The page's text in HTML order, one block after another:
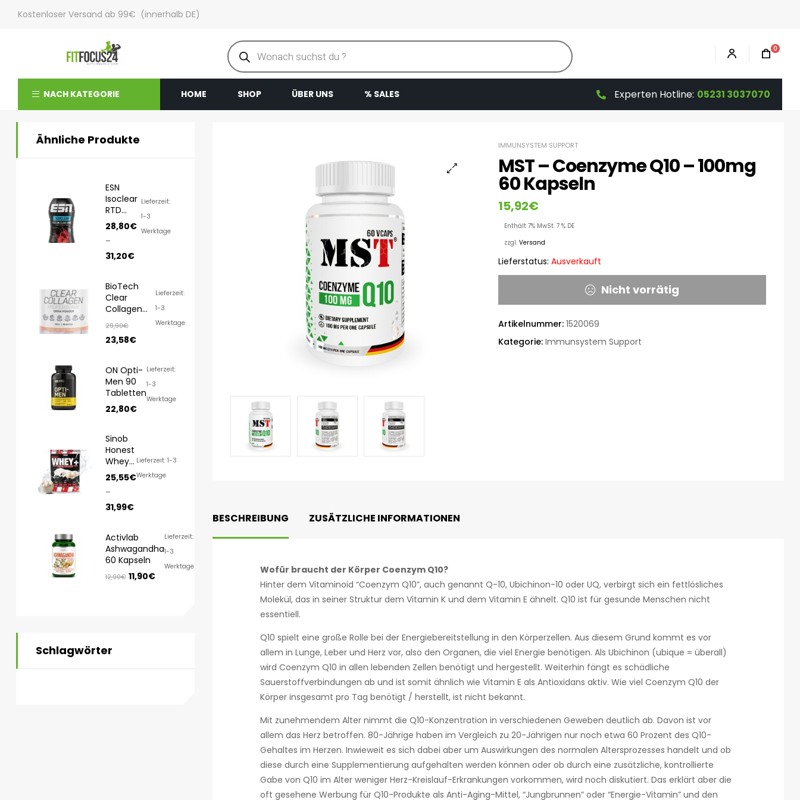
Kostenloser Versand ab 99€ (innerhalb DE)
0
NACH KATEGORIE HOME SHOP ÜBER UNS % SALES Experten Hotline: 05231 3037070
IMMUNSYSTEM SUPPORT
MST – Coenzyme Q10 – 100mg
60 Kapseln
15,92€
Enthält 7% MwSt. 7 % DE
zzgl. Versand
Lieferstatus: Ausverkauft
Nicht vorrätig
Artikelnummer: 1520069
Kategorie: Immunsystem Support
BESCHREIBUNG ZUSÄTZLICHE INFORMATIONEN
Wofür braucht der Körper Coenzym Q10?
Hinter dem Vitaminoid “Coenzym Q10”, auch genannt Q-10, Ubichinon-10 oder UQ, verbirgt sich ein fettlösliches
Molekül, das in seiner Struktur dem Vitamin K und dem Vitamin E ähnelt. Q10 ist für gesunde Menschen nicht
essentiell.
Q10 spielt eine große Rolle bei der Energiebereitstellung in den Körperzellen. Aus diesem Grund kommt es vor
allem in Lunge, Leber und Herz vor, also den Organen, die viel Energie benötigen. Als Ubichinon (ubique = überall)
wird Coenzym Q10 in allen lebenden Zellen benötigt und hergestellt. Weiterhin fängt es schädliche
Sauerstoffverbindungen ab und ist somit ähnlich wie Vitamin E als Antioxidans aktiv. Wie viel Coenzym Q10 der
Körper insgesamt pro Tag benötigt / herstellt, ist nicht bekannt.
Mit zunehmendem Alter nimmt die Q10-Konzentration in verschiedenen Geweben deutlich ab. Davon ist vor
allem das Herz betroffen. 80-Jährige haben im Vergleich zu 20-Jährigen nur noch etwa 60 Prozent des Q10-
Gehaltes im Herzen. Inwieweit es sich dabei aber um Auswirkungen des normalen Altersprozesses handelt und ob
diese durch eine Supplementierung aufgehalten werden können oder ob durch eine zusätzliche, kontrollierte
Gabe von Q10 im Alter weniger Herz-Kreislauf-Erkrankungen vorkommen, wird noch diskutiert. Das erklärt aber die
oft gesehene Werbung für Q10-Produkte als Anti-Aging-Mittel, “Jungbrunnen” oder “Energie-Vitamin” und den
Ähnliche Produkte
ESN
Isoclear
RTD
8x500ml
28,80€
–
31,20€
Lieferzeit:
1-3
Werktage
BioTech
Clear
Collagen
350g
29,90€
23,58€
Lieferzeit:
1-3
Werktage
ON Opti-
Men 90
Tabletten
22,80€
Lieferzeit:
1-3
Werktage
Sinob
Honest
Whey
1000g/
820g
25,55€
–
31,99€
Lieferzeit: 1-3
Werktage
Activlab
Ashwagandha
60 Kapseln
12,90€ 11,90€
Lieferzeit:
1-3
Werktage
Schlagwörter